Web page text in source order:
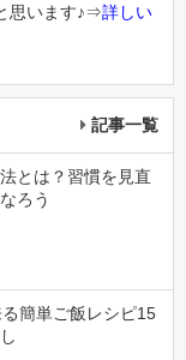
思います♪⇒詳しい
記事一覧
とは？習慣を見直
ろう
簡単ご飯レシピ15